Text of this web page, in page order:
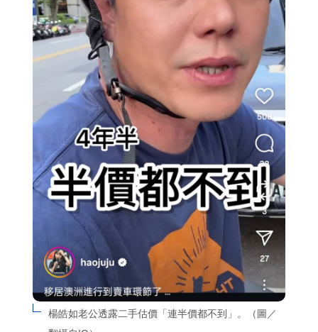
楊皓如老公透露二手估價「連半價都不到」。（圖／